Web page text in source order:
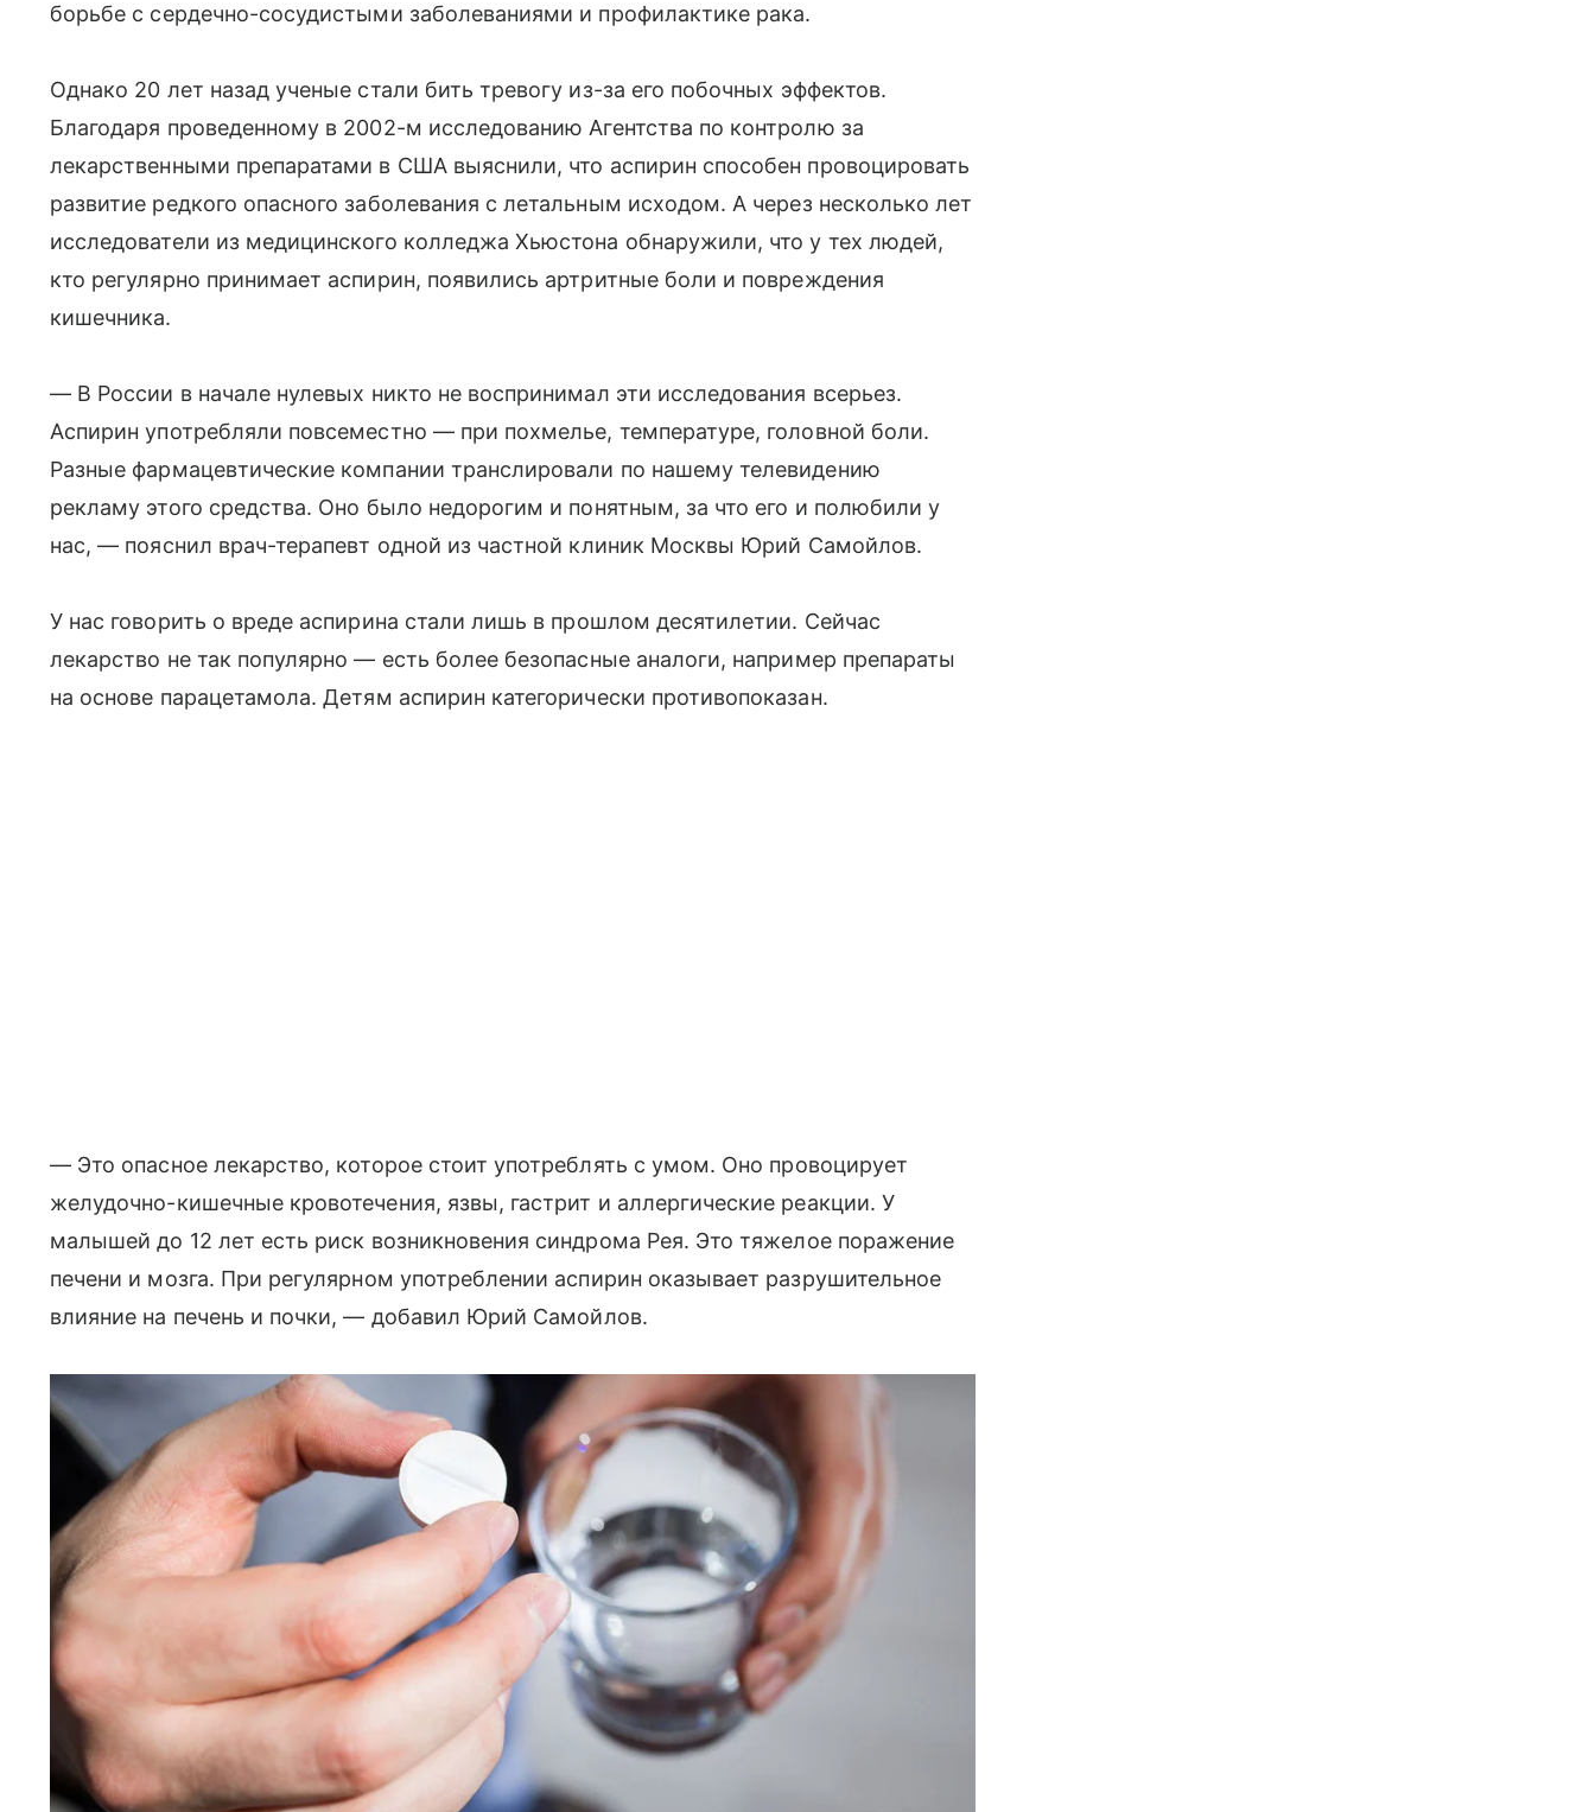
борьбе с сердечно-сосудистыми заболеваниями и профилактике рака.
Однако 20 лет назад ученые стали бить тревогу из-за его побочных эффектов.
Благодаря проведенному в 2002-м исследованию Агентства по контролю за
лекарственными препаратами в США выяснили, что аспирин способен провоцировать
развитие редкого опасного заболевания с летальным исходом. А через несколько лет
исследователи из медицинского колледжа Хьюстона обнаружили, что у тех людей,
кто регулярно принимает аспирин, появились артритные боли и повреждения
кишечника.
— В России в начале нулевых никто не воспринимал эти исследования всерьез.
Аспирин употребляли повсеместно — при похмелье, температуре, головной боли.
Разные фармацевтические компании транслировали по нашему телевидению
рекламу этого средства. Оно было недорогим и понятным, за что его и полюбили у
нас, — пояснил врач-терапевт одной из частной клиник Москвы Юрий Самойлов.
У нас говорить о вреде аспирина стали лишь в прошлом десятилетии. Сейчас
лекарство не так популярно — есть более безопасные аналоги, например препараты
на основе парацетамола. Детям аспирин категорически противопоказан.
— Это опасное лекарство, которое стоит употреблять с умом. Оно провоцирует
желудочно-кишечные кровотечения, язвы, гастрит и аллергические реакции. У
малышей до 12 лет есть риск возникновения синдрома Рея. Это тяжелое поражение
печени и мозга. При регулярном употреблении аспирин оказывает разрушительное
влияние на печень и почки, — добавил Юрий Самойлов.